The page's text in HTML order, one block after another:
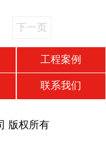
下一页
工程案例
联系我们
版权所有